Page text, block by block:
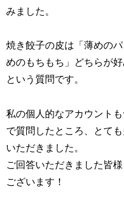
みました。
焼き餃子の皮は「薄めの
めのもちもち」どちらが好
という質問です。
私の個人的なアカウント
で質問したところ、とて
いただきました。
ご回答いただきました皆
ございます！